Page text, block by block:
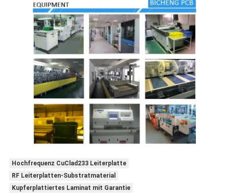
Hochfrequenz CuClad233 Leiterplatte
RF Leiterplatten-Substratmaterial
Kupferplattiertes Laminat mit Garantie